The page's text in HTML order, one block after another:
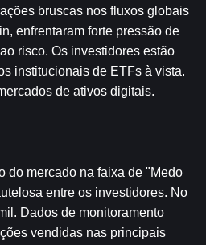
bruscas nos fluxos globais
enfrentaram forte pressão de
risco. Os investidores estão
institucionais de ETFs à vista.
de ativos digitais.
do mercado na faixa de "Medo
entre os investidores. No
Dados de monitoramento
vendidas nas principais